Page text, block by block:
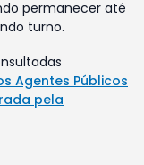
permanecer até
turno.
Agentes Públicos
pela